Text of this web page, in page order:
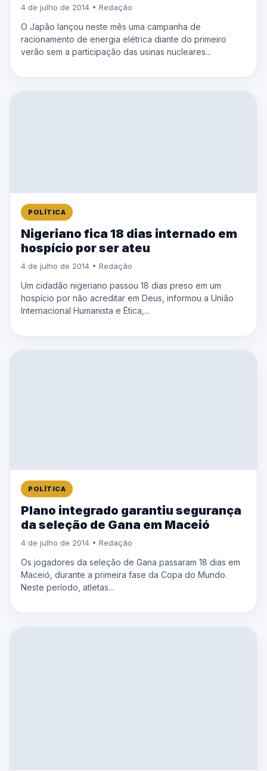
4 de julho de 2014 • Redação
O Japão lançou neste mês uma campanha de
racionamento de energia elétrica diante do primeiro
verão sem a participação das usinas nucleares...
POLÍTICA
Nigeriano fica 18 dias internado em
hospício por ser ateu
4 de julho de 2014 • Redação
Um cidadão nigeriano passou 18 dias preso em um
hospício por não acreditar em Deus, informou a União
Internacional Humanista e Ética,...
POLÍTICA
Plano integrado garantiu segurança
da seleção de Gana em Maceió
4 de julho de 2014 • Redação
Os jogadores da seleção de Gana passaram 18 dias em
Maceió, durante a primeira fase da Copa do Mundo.
Neste período, atletas...